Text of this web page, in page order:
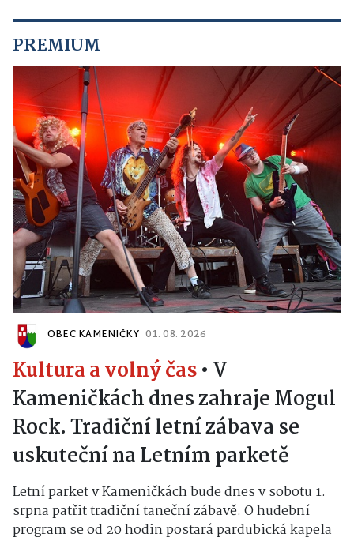
PREMIUM
OBEC KAMENIČKY 01. 08. 2026
Kultura a volný čas• V
Kameničkách dnes zahraje Mogul
Rock. Tradiční letní zábava se
uskuteční na Letním parketě
Letní parket v Kameničkách bude dnes v sobotu 1.
srpna patřit tradiční taneční zábavě. O hudební
program se od 20 hodin postará pardubická kapela